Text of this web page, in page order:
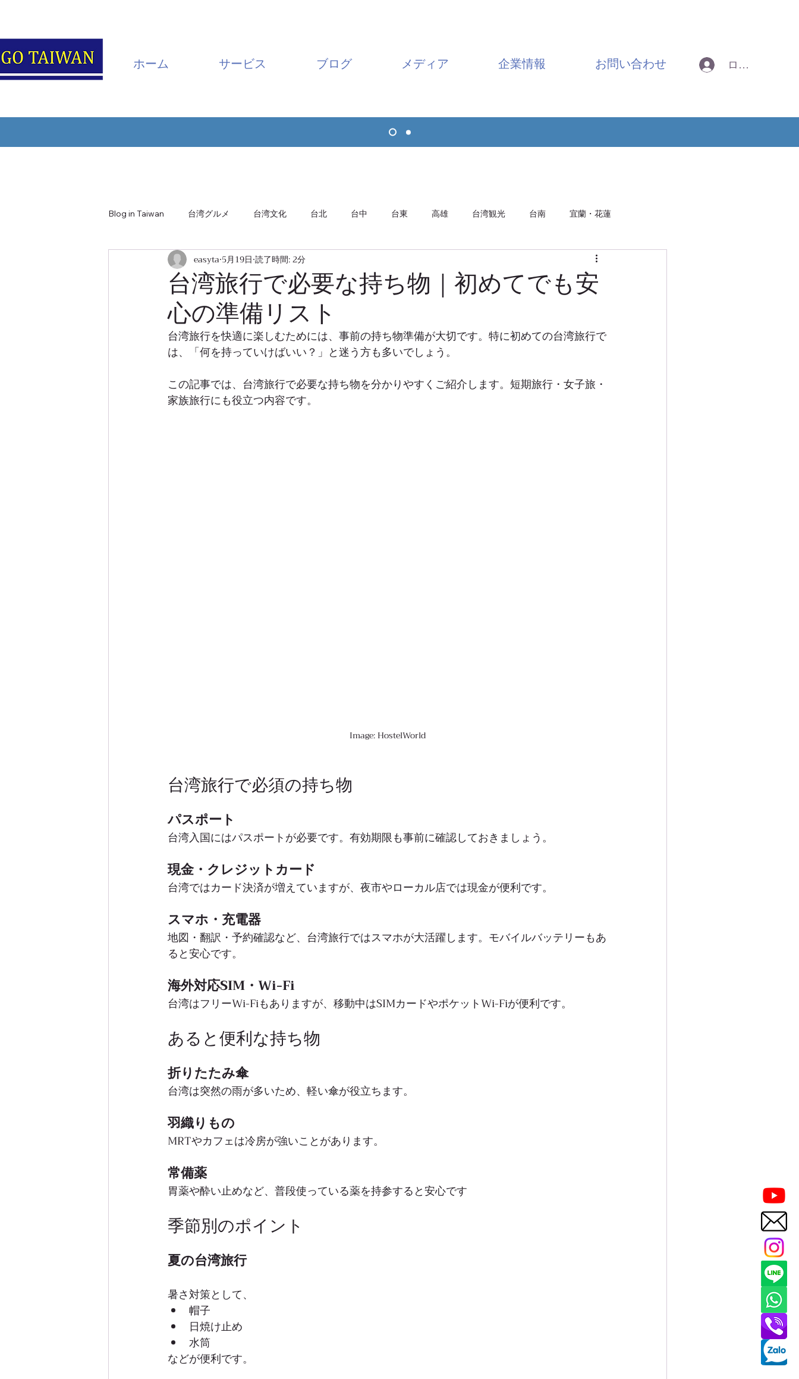
ホーム サービス ブログ メディア 企業情報 お問い合わせ ログイン
Blog in Taiwan 台湾グルメ 台湾文化 台北 台中 台東 高雄 台湾観光 台南 宜蘭・花蓮
南投・日月潭 嘉義・阿里山
台湾旅行で必要な持ち物｜初めてでも安
心の準備リスト
easyta 5月19日 読了時間: 2分
台湾旅行を快適に楽しむためには、事前の持ち物準備が大切です。特に初めての台湾旅行で
は、「何を持っていけばいい？」と迷う方も多いでしょう。
この記事では、台湾旅行で必要な持ち物を分かりやすくご紹介します。短期旅行・女子旅・
家族旅行にも役立つ内容です。
Image: HostelWorld
台湾旅行で必須の持ち物
パスポート
台湾入国にはパスポートが必要です。有効期限も事前に確認しておきましょう。
現金・クレジットカード
台湾ではカード決済が増えていますが、夜市やローカル店では現金が便利です。
スマホ・充電器
地図・翻訳・予約確認など、台湾旅行ではスマホが大活躍します。モバイルバッテリーもあ
ると安心です。
海外対応SIM・Wi-Fi
台湾はフリーWi-Fiもありますが、移動中はSIMカードやポケットWi-Fiが便利です。
あると便利な持ち物
折りたたみ傘
台湾は突然の雨が多いため、軽い傘が役立ちます。
羽織りもの
MRTやカフェは冷房が強いことがあります。
常備薬
胃薬や酔い止めなど、普段使っている薬を持参すると安心です
季節別のポイント
夏の台湾旅行
暑さ対策として、
帽子
日焼け止め
水筒
などが便利です。